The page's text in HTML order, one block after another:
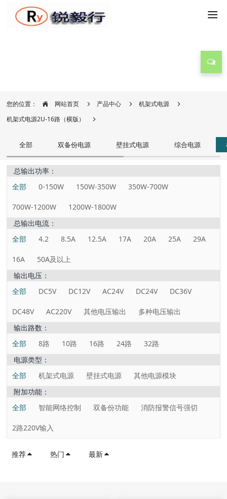
您的位置： 网站首页 产品中心
机架式电源
机架式电源2U-16路（横版）
全部 双备份电源 壁挂式电源 综合电源
总输出功率：
全部
0-150W 150W-350W 350W-700W
700W-1200W
1200W-1800W
总输出电流：
全部
4.2 8.5A 12.5A 17A 20A 25A 29A
16A
50A及以上
输出电压：
全部
DC5V DC12V AC24V DC24V DC36V
DC48V AC220V 其他电压输出
多种电压输出
输出路数：
全部
8路 10路 16路 24路
32路
电源类型：
全部
机架式电源 壁挂式电源
其他电源模块
附加功能：
全部
智能网络控制 双备份功能 消防报警信号强切
2路220V输入
推荐 热门 最新